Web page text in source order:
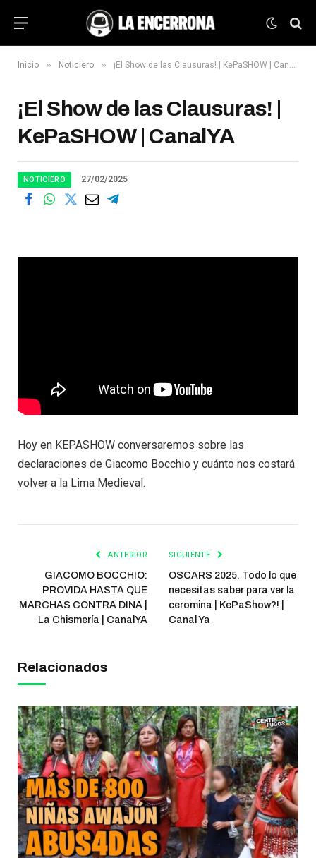
Inicio » Noticiero » ¡El Show de las Clausuras! | KePaSHOW | CanalYA
¡El Show de las Clausuras! |
KePaSHOW | CanalYA
NOTICIERO 27/02/2025
Hoy en KEPASHOW conversaremos sobre las
declaraciones de Giacomo Bocchio y cuánto nos costará
volver a la Lima Medieval.
ANTERIOR
GIACOMO BOCCHIO:
PROVIDA HASTA QUE
MARCHAS CONTRA DINA |
La Chismería | CanalYA
SIGUIENTE
OSCARS 2025. Todo lo que
necesitas saber para ver la
ceromina | KePaShow?! |
Canal Ya
Relacionados